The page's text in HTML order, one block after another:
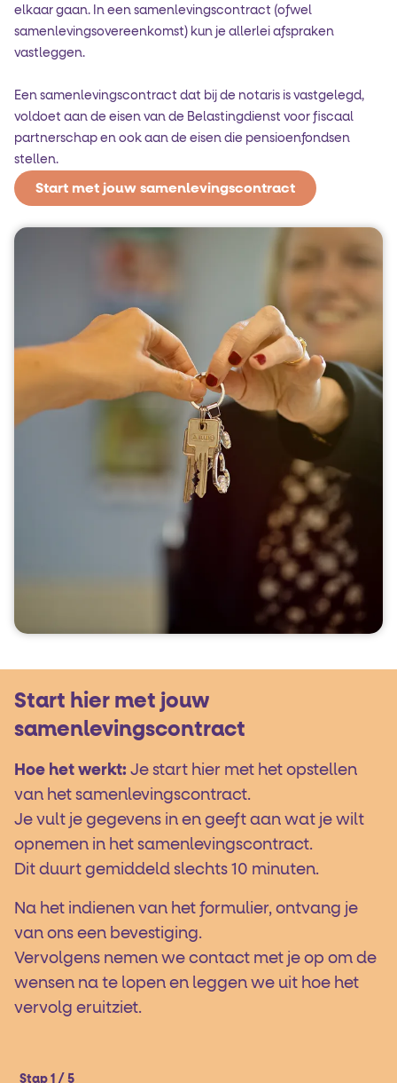
elkaar gaan. In een samenlevings­contract (ofwel
samenlevings­overeenkomst) kun je allerlei afspraken
vastleggen.
Een samenlevingscontract dat bij de notaris is vastgelegd,
voldoet aan de eisen van de Belastingdienst voor fiscaal
partnerschap en ook aan de eisen die pensioenfondsen
stellen.
Start met jouw samenlevingscontract
Start hier met jouw
samenlevingscontract
Hoe het werkt: Je start hier met het opstellen
van het samenlevingscontract.
Je vult je gegevens in en geeft aan wat je wilt
opnemen in het samenlevingscontract.
Dit duurt gemiddeld slechts 10 minuten.
Na het indienen van het formulier, ontvang je
van ons een bevestiging.
Vervolgens nemen we contact met je op om de
wensen na te lopen en leggen we uit hoe het
vervolg eruitziet.
Stap 1 / 5